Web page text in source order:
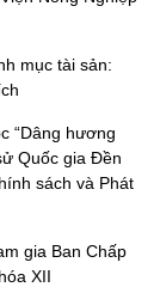
mục tài sản:
“Dâng hương
Quốc gia Đền
sách và Phát
gia Ban Chấp
XII